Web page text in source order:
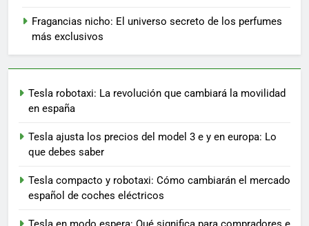
Fragancias nicho: El universo secreto de los perfumes
más exclusivos
Tesla robotaxi: La revolución que cambiará la movilidad
en españa
Tesla ajusta los precios del model 3 e y en europa: Lo
que debes saber
Tesla compacto y robotaxi: Cómo cambiarán el mercado
español de coches eléctricos